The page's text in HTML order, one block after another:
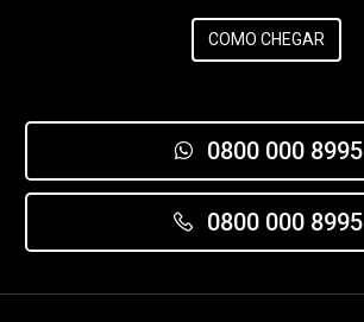
COMO CHEGAR
0800 000 8995
0800 000 8995